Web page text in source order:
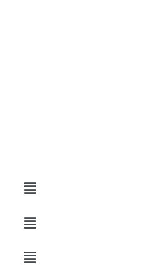
Menu
Menu
Menu